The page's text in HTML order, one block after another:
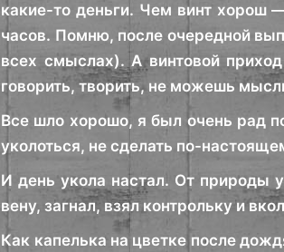
какие-то деньги. Чем винт хорош
часов. Помню, после очередной
всех смыслах). А винтовой
говорить, творить, не можешь
Все шло хорошо, я был очень рад
уколоться, не сделать по-
И день укола настал. От природы
вену, загнал, взял контрольку и
Как капелька на цветке после